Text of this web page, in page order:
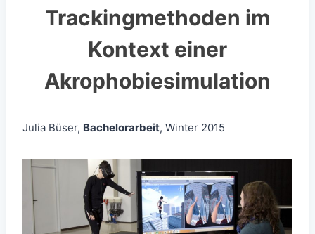
Trackingmethoden im
Kontext einer
Akrophobiesimulation
Julia Büser, Bachelorarbeit, Winter 2015